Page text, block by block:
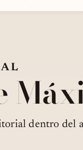
dentro del